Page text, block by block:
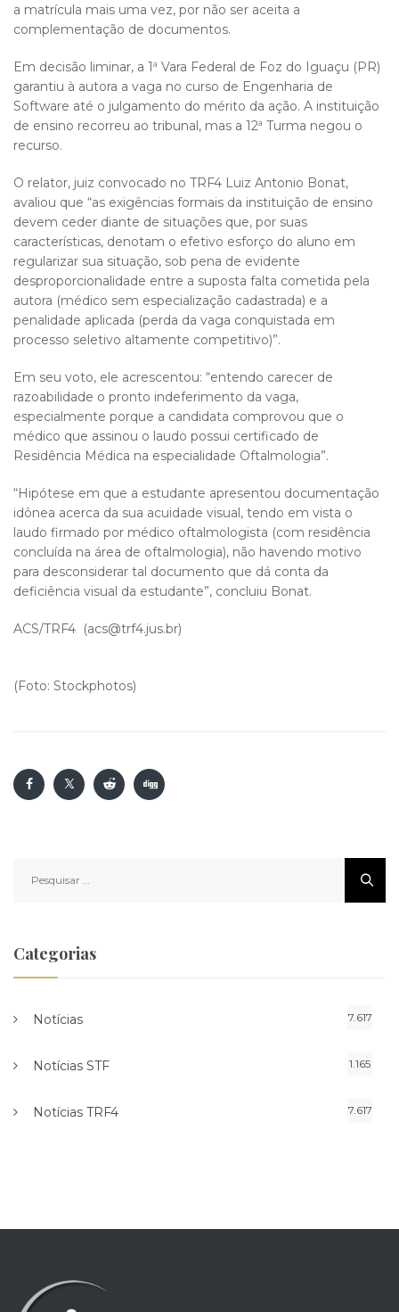
a matrícula mais uma vez, por não ser aceita a
complementação de documentos.
Em decisão liminar, a 1ª Vara Federal de Foz do Iguaçu (PR)
garantiu à autora a vaga no curso de Engenharia de
Software até o julgamento do mérito da ação. A instituição
de ensino recorreu ao tribunal, mas a 12ª Turma negou o
recurso.
O relator, juiz convocado no TRF4 Luiz Antonio Bonat,
avaliou que “as exigências formais da instituição de ensino
devem ceder diante de situações que, por suas
características, denotam o efetivo esforço do aluno em
regularizar sua situação, sob pena de evidente
desproporcionalidade entre a suposta falta cometida pela
autora (médico sem especialização cadastrada) e a
penalidade aplicada (perda da vaga conquistada em
processo seletivo altamente competitivo)”.
Em seu voto, ele acrescentou: “entendo carecer de
razoabilidade o pronto indeferimento da vaga,
especialmente porque a candidata comprovou que o
médico que assinou o laudo possui certificado de
Residência Médica na especialidade Oftalmologia”.
“Hipótese em que a estudante apresentou documentação
idônea acerca da sua acuidade visual, tendo em vista o
laudo firmado por médico oftalmologista (com residência
concluída na área de oftalmologia), não havendo motivo
para desconsiderar tal documento que dá conta da
deficiência visual da estudante”, concluiu Bonat.
ACS/TRF4 (acs@trf4.jus.br)
(Foto: Stockphotos)
por:
Categorias
Notícias 7.617
Notícias STF 1.165
Notícias TRF4 7.617